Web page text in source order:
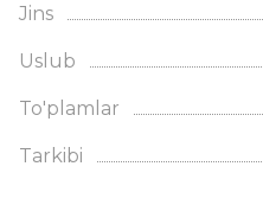
Jins
Uslub
To'plamlar
Tarkibi